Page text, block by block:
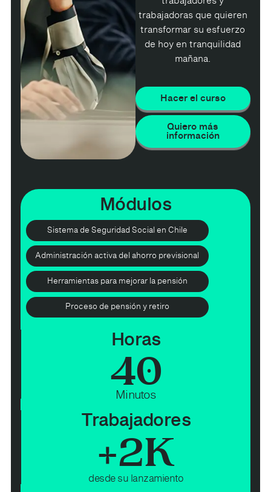
trabajadoras que quieren
transformar su esfuerzo
de hoy en tranquilidad
mañana.
Hacer el curso
Quiero más
información
Módulos
Sistema de Seguridad Social en Chile
Administración activa del ahorro previsional
Herramientas para mejorar la pensión
Proceso de pensión y retiro
Horas
Minutos
40
Trabajadores
desde su lanzamiento
+2K